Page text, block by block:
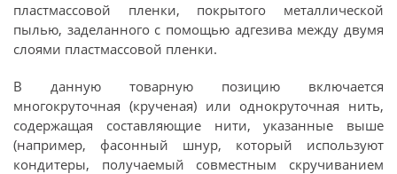
пластмассовой пленки, покрытого металлической
пылью, заделанного с помощью адгезива между двумя
слоями пластмассовой пленки.
В данную товарную позицию включается
многокруточная (крученая) или однокруточная нить,
содержащая составляющие нити, указанные выше
(например, фасонный шнур, который используют
кондитеры, получаемый совместным скручиванием